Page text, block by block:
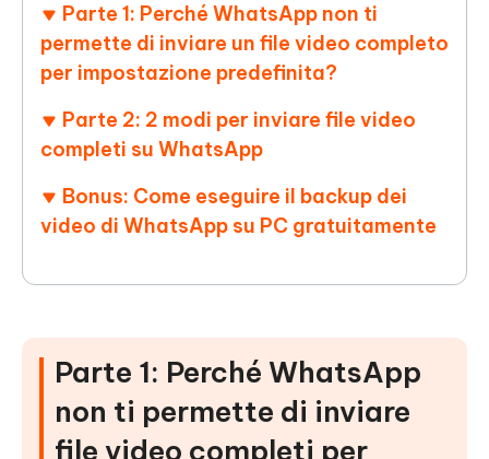
Parte 1: Perché WhatsApp non ti
permette di inviare un file video completo
per impostazione predefinita?
Parte 2: 2 modi per inviare file video
completi su WhatsApp
Bonus: Come eseguire il backup dei
video di WhatsApp su PC gratuitamente
Parte 1: Perché WhatsApp
non ti permette di inviare
file video completi per